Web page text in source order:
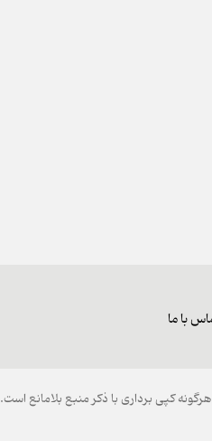
با ما
کپی برداری با ذکر منبع بلامانع است.